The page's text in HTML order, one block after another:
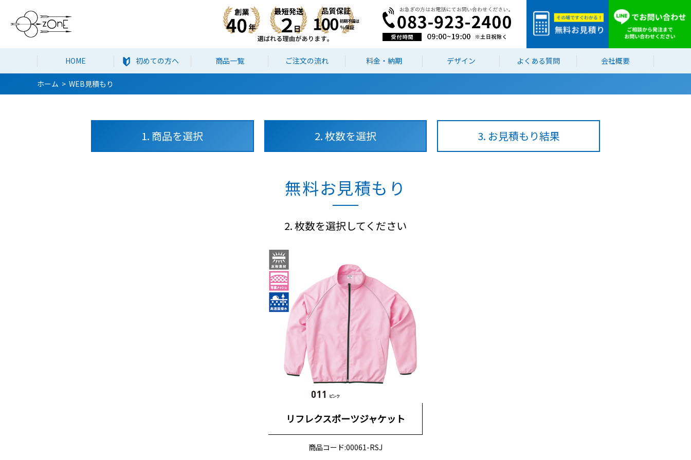
HOME 初めての方へ 商品一覧 ご注文の流れ 料金・納期 デザイン よくある質問 会社概要
ホーム WEB見積もり
1. 商品を選択 2. 枚数を選択 3. お見積もり結果
無料お見積もり
2. 枚数を選択してください
リフレクスポーツジャケット
商品コード:00061-RSJ